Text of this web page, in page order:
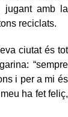
jugant amb la
reciclats.
ciutat és tot
“sempre
i per a mi és
ha fet feliç,